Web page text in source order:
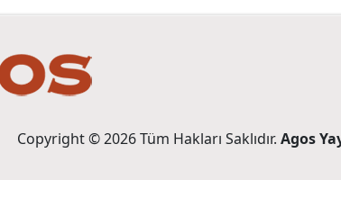
Copyright © 2026 Tüm Hakları Saklıdır. Agos